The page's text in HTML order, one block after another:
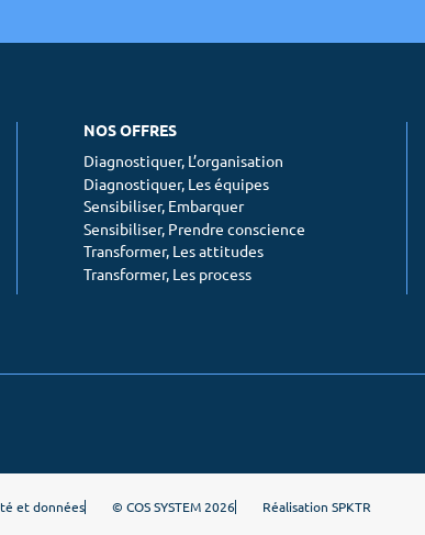
NOS OFFRES
Diagnostiquer, L’organisation
Diagnostiquer, Les équipes
Sensibiliser, Embarquer
Sensibiliser, Prendre conscience
Transformer, Les attitudes
Transformer, Les process
et données © COS SYSTEM 2026 Réalisation SPKTR